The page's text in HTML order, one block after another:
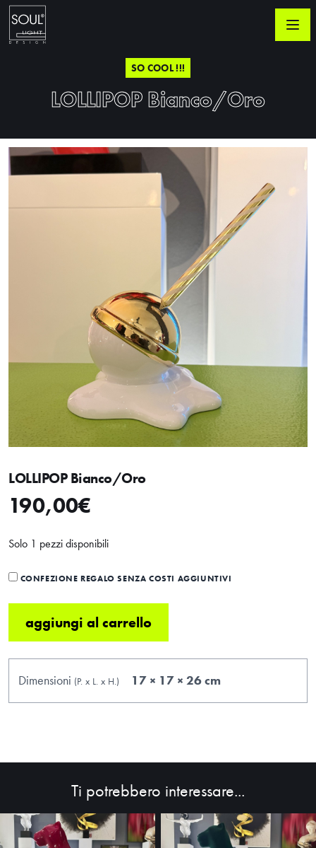
SO COOL !!!
LOLLIPOP Bianco/Oro
LOLLIPOP Bianco/Oro
190,00€
Solo 1 pezzi disponibili
CONFEZIONE REGALO SENZA COSTI AGGIUNTIVI
aggiungi al carrello
Dimensioni (P. x L. x H.) 17 × 17 × 26 cm
Ti potrebbero interessare...